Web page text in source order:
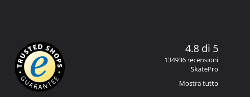
4.8 di 5
134936 recensioni
SkatePro
Mostra tutto